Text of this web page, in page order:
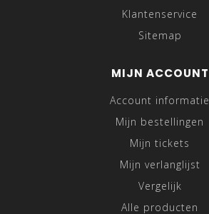
Klantenservice
Sitemap
MIJN ACCOUNT
Account informatie
Mijn bestellingen
Mijn tickets
Mijn verlanglijst
Vergelijk
Alle producten